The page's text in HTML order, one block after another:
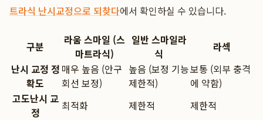
트라식 난시교정으로 되찾다에서 확인하실 수 있습니다.
구분
라움 스마일 (스
마트라식)
일반 스마일라
식
라섹
난시 교정 정
확도
매우 높음 (안구
회선 보정)
높음 (보정 기능
제한적)
보통 (외부 충격
에 약함)
고도난시 교
정
최적화 제한적 제한적